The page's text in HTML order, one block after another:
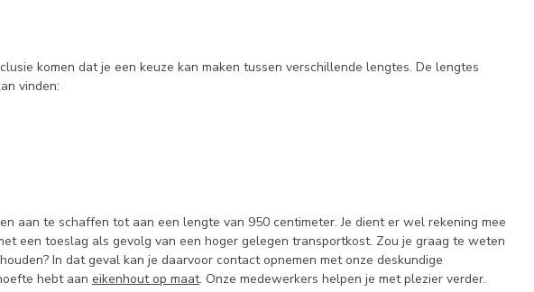
komen dat je een keuze kan maken tussen verschillende lengtes. De lengtes
vinden:
aan te schaffen tot aan een lengte van 950 centimeter. Je dient er wel rekening mee
een toeslag als gevolg van een hoger gelegen transportkost. Zou je graag te weten
In dat geval kan je daarvoor contact opnemen met onze deskundige
hebt aan eikenhout op maat. Onze medewerkers helpen je met plezier verder.